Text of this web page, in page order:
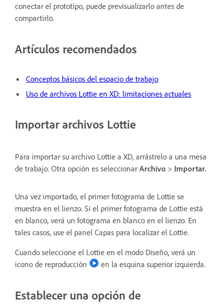
conectar el prototipo, puede previsualizarlo antes de
compartirlo.
Artículos recomendados
Conceptos básicos del espacio de trabajo
Uso de archivos Lottie en XD: limitaciones actuales
Importar archivos Lottie
Para importar su archivo Lottie a XD, arrástrelo a una mesa
de trabajo. Otra opción es seleccionar Archivo > Importar.
Una vez importado, el primer fotograma de Lottie se
muestra en el lienzo. Si el primer fotograma de Lottie está
en blanco, verá un fotograma en blanco en el lienzo. En
tales casos, use el panel Capas para localizar el Lottie.
Cuando seleccione el Lottie en el modo Diseño, verá un
icono de reproducción
en la esquina superior izquierda.
Establecer una opción de